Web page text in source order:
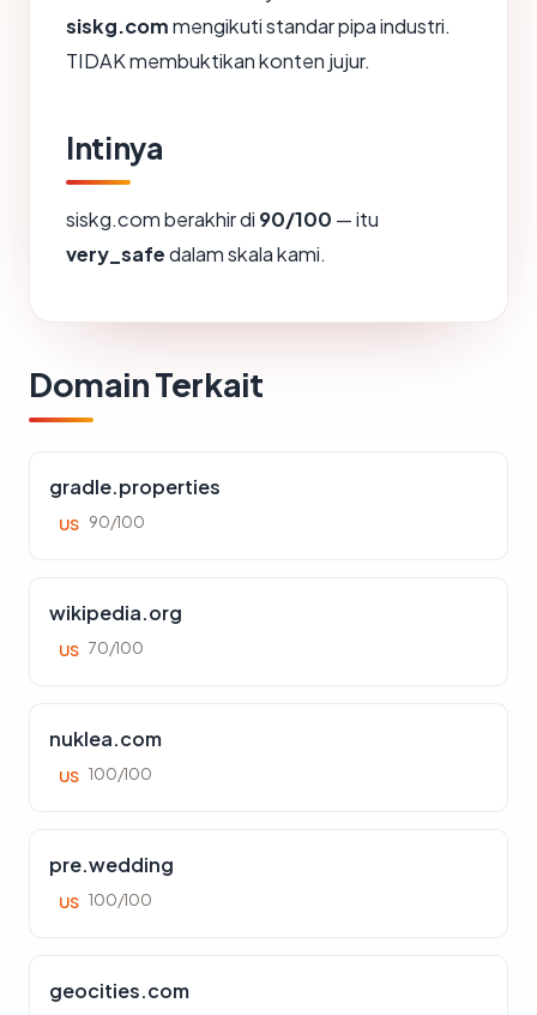
siskg.commengikuti standar pipa industri.
TIDAK membuktikan konten jujur.
Intinya
siskg.com berakhir di 90/100 — itu
very_safedalam skala kami.
Domain Terkait
gradle.properties
US 90/100
wikipedia.org
US 70/100
nuklea.com
US 100/100
pre.wedding
US 100/100
geocities.com